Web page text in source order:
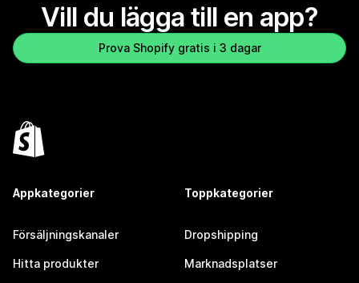
Vill du lägga till en app?
Prova Shopify gratis i 3 dagar
Appkategorier
Försäljningskanaler
Hitta produkter
Toppkategorier
Dropshipping
Marknadsplatser